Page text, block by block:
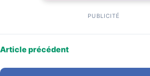
PUBLICITÉ
Article précédent